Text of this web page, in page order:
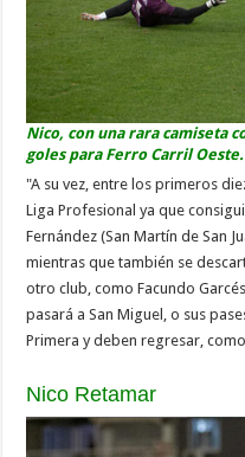
Nico, con una rara camiseta
goles para Ferro Carril Oeste.
"A su vez, entre los primeros
Liga Profesional ya que
Fernández (San Martín de San
mientras que también se
otro club, como Facundo
pasará a San Miguel, o sus
Primera y deben regresar,
Nico Retamar